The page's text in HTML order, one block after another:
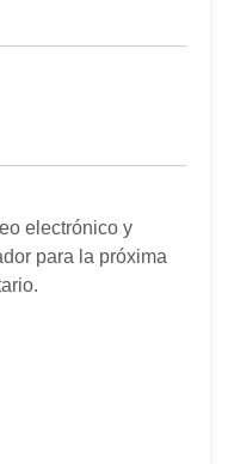
electrónico y
para la próxima